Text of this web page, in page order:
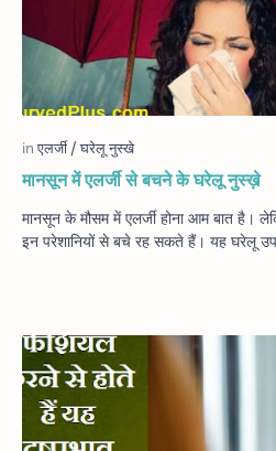
मानसून में एलर्जी से बचने के घरेलू नुस्ख़े
मानसून के मौसम में एलर्जी होना आम बात
इन परेशानियों से बचे रह सकते हैं। यह घरेलू